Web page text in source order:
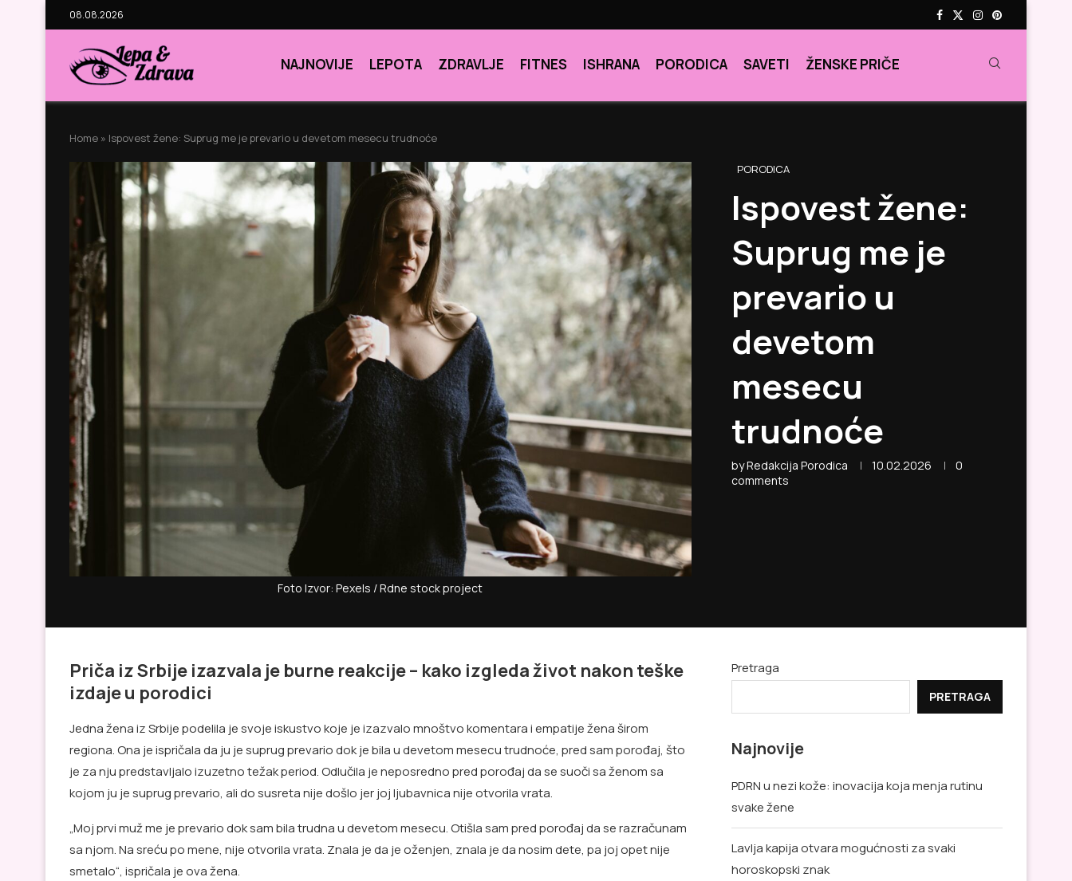
08.08.2026
NAJNOVIJE LEPOTA ZDRAVLJE FITNES ISHRANA PORODICA SAVETI ŽENSKE PRIČE
Home » Ispovest žene: Suprug me je prevario u devetom mesecu trudnoće
PORODICA
Ispovest žene:
Suprug me je
prevario u
devetom
mesecu
trudnoće
byRedakcija Porodica 10.02.2026
0
comments
Foto Izvor: Pexels / Rdne stock project
Priča iz Srbije izazvala je burne reakcije – kako izgleda život nakon teške
izdaje u porodici
Jedna žena iz Srbije podelila je svoje iskustvo koje je izazvalo mnoštvo komentara i empatije žena širom
regiona. Ona je ispričala da ju je suprug prevario dok je bila u devetom mesecu trudnoće, pred sam porođaj, što
je za nju predstavljalo izuzetno težak period. Odlučila je neposredno pred porođaj da se suoči sa ženom sa
kojom ju je suprug prevario, ali do susreta nije došlo jer joj ljubavnica nije otvorila vrata.
„Moj prvi muž me je prevario dok sam bila trudna u devetom mesecu. Otišla sam pred porođaj da se razračunam
sa njom. Na sreću po mene, nije otvorila vrata. Znala je da je oženjen, znala je da nosim dete, pa joj opet nije
smetalo“, ispričala je ova žena.
Pretraga
PRETRAGA
Najnovije
PDRN u nezi kože: inovacija koja menja rutinu
svake žene
Lavlja kapija otvara mogućnosti za svaki
horoskopski znak